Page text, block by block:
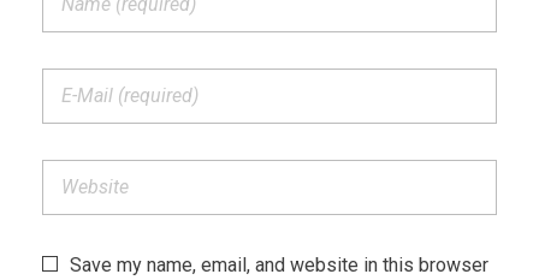
Save my name, email, and website in this browser